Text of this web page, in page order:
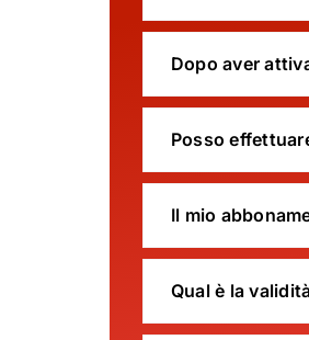
Dopo aver
Posso
Il mio
Qual è la